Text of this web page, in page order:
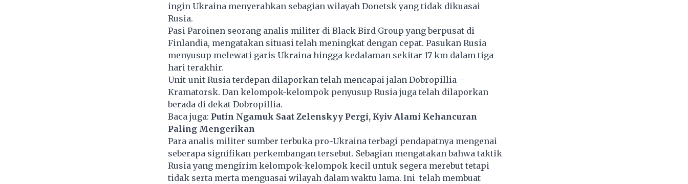
ingin Ukraina menyerahkan sebagian wilayah Donetsk yang tidak dikuasai
Rusia.
Pasi Paroinen seorang analis militer di Black Bird Group yang berpusat di
Finlandia, mengatakan situasi telah meningkat dengan cepat. Pasukan Rusia
menyusup melewati garis Ukraina hingga kedalaman sekitar 17 km dalam tiga
hari terakhir.
Unit-unit Rusia terdepan dilaporkan telah mencapai jalan Dobropillia –
Kramatorsk. Dan kelompok-kelompok penyusup Rusia juga telah dilaporkan
berada di dekat Dobropillia.
Baca juga: Putin Ngamuk Saat Zelenskyy Pergi, Kyiv Alami Kehancuran
Paling Mengerikan
Para analis militer sumber terbuka pro-Ukraina terbagi pendapatnya mengenai
seberapa signifikan perkembangan tersebut. Sebagian mengatakan bahwa taktik
Rusia yang mengirim kelompok-kelompok kecil untuk segera merebut tetapi
tidak serta merta menguasai wilayah dalam waktu lama. Ini telah membuat